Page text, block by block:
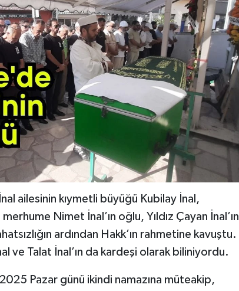
ailesinin kıymetli büyüğü Kubilay İnal,
Nimet İnal’ın oğlu, Yıldız Çayan İnal’ın
ardından Hakk’ın rahmetine kavuştu.
ve Talat İnal’ın da kardeşi olarak biliniyordu.
Pazar günü ikindi namazına müteakip,